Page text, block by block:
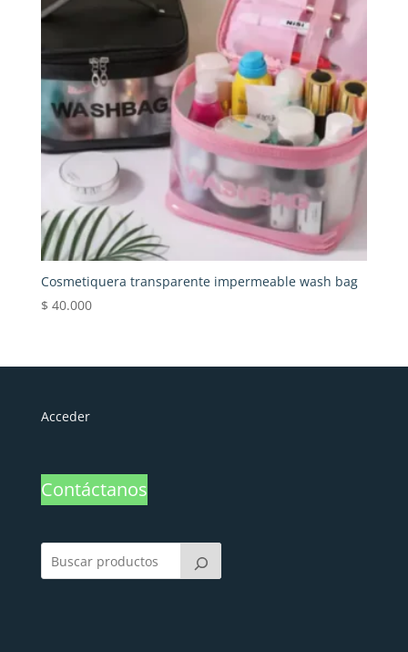
Cosmetiquera transparente impermeable wash bag
$ 40.000
Acceder
Contáctanos